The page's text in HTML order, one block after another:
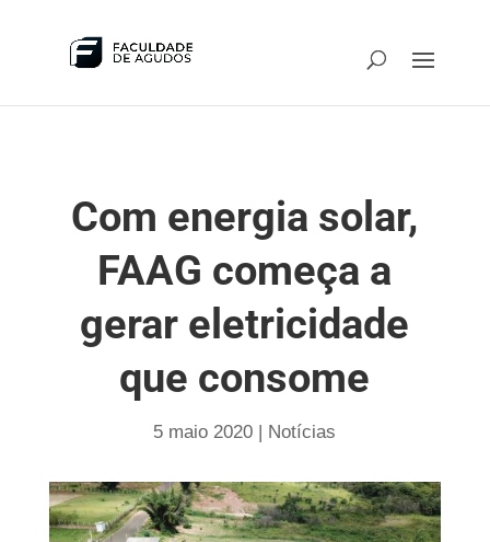
Com energia solar,
FAAG começa a
gerar eletricidade
que consome
5 maio 2020 | Notícias